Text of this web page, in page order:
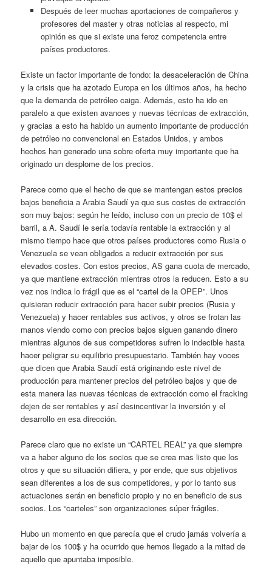
Después de leer muchas aportaciones de compañeros y
profesores del master y otras noticias al respecto, mi
opinión es que si existe una feroz competencia entre
países productores.
Existe un factor importante de fondo: la desaceleración de China
y la crisis que ha azotado Europa en los últimos años, ha hecho
que la demanda de petróleo caiga. Además, esto ha ido en
paralelo a que existen avances y nuevas técnicas de extracción,
y gracias a esto ha habido un aumento importante de producción
de petróleo no convencional en Estados Unidos, y ambos
hechos han generado una sobre oferta muy importante que ha
originado un desplome de los precios.
Parece como que el hecho de que se mantengan estos precios
bajos beneficia a Arabia Saudí ya que sus costes de extracción
son muy bajos: según he leído, incluso con un precio de 10$ el
barril, a A. Saudí le sería todavía rentable la extracción y al
mismo tiempo hace que otros países productores como Rusia o
Venezuela se vean obligados a reducir extracción por sus
elevados costes. Con estos precios, AS gana cuota de mercado,
ya que mantiene extracción mientras otros la reducen. Esto a su
vez nos indica lo frágil que es el “cartel de la OPEP”. Unos
quisieran reducir extracción para hacer subir precios (Rusia y
Venezuela) y hacer rentables sus activos, y otros se frotan las
manos viendo como con precios bajos siguen ganando dinero
mientras algunos de sus competidores sufren lo indecible hasta
hacer peligrar su equilibrio presupuestario. También hay voces
que dicen que Arabia Saudí está originando este nivel de
producción para mantener precios del petróleo bajos y que de
esta manera las nuevas técnicas de extracción como el fracking
dejen de ser rentables y así desincentivar la inversión y el
desarrollo en esa dirección.
Parece claro que no existe un “CARTEL REAL” ya que siempre
va a haber alguno de los socios que se crea mas listo que los
otros y que su situación difiera, y por ende, que sus objetivos
sean diferentes a los de sus competidores, y por lo tanto sus
actuaciones serán en beneficio propio y no en beneficio de sus
socios. Los “carteles” son organizaciones súper frágiles.
Hubo un momento en que parecía que el crudo jamás volvería a
bajar de los 100$ y ha ocurrido que hemos llegado a la mitad de
aquello que apuntaba imposible.